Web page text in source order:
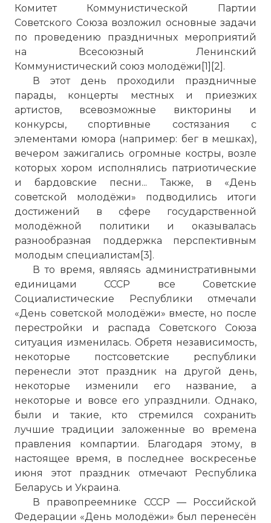
Комитет Коммунистической Партии
Советского Союза возложил основные задачи
по проведению праздничных мероприятий
на Всесоюзный Ленинский
Коммунистический союз молодёжи[1][2].
В этот день проходили праздничные
парады, концерты местных и приезжих
артистов, всевозможные викторины и
конкурсы, спортивные состязания с
элементами юмора (например: бег в мешках),
вечером зажигались огромные костры, возле
которых хором исполнялись патриотические
и бардовские песни... Также, в «День
советской молодёжи» подводились итоги
достижений в сфере государственной
молодёжной политики и оказывалась
разнообразная поддержка перспективным
молодым специалистам[3].
В то время, являясь административными
единицами СССР все Советские
Социалистические Республики отмечали
«День советской молодёжи» вместе, но после
перестройки и распада Советского Союза
ситуация изменилась. Обретя независимость,
некоторые постсоветские республики
перенесли этот праздник на другой день,
некоторые изменили его название, а
некоторые и вовсе его упразднили. Однако,
были и такие, кто стремился сохранить
лучшие традиции заложенные во времена
правления компартии. Благодаря этому, в
настоящее время, в последнее воскресенье
июня этот праздник отмечают Республика
Беларусь и Украина.
В правопреемнике СССР — Российской
Федерации «День молодёжи» был перенесён